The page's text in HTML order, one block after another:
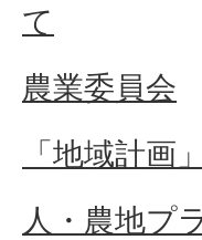
て
農業委員会
「地域計画
人・農地プ